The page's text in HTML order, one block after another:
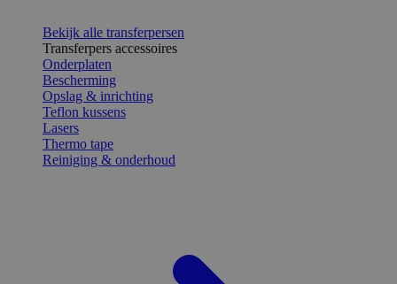
Bekijk alle transferpersen
Transferpers accessoires
Onderplaten
Bescherming
Opslag & inrichting
Teflon kussens
Lasers
Thermo tape
Reiniging & onderhoud